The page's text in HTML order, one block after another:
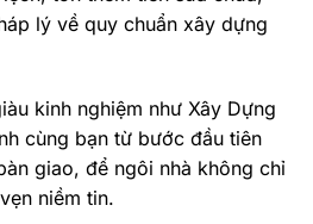
lý về quy chuẩn xây dựng
kinh nghiệm như Xây Dựng
cùng bạn từ bước đầu tiên
giao, để ngôi nhà không chỉ
niềm tin.